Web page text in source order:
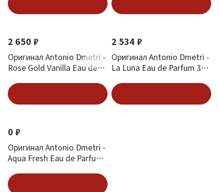
2 650 ₽
Оригинал Antonio Dmetri -
Rose Gold Vanilla Eau de
2 534 ₽
Оригинал Antonio Dmetri -
La Luna Eau de Parfum 30
0 ₽
Оригинал Antonio Dmetri -
Aqua Fresh Eau de Parfum